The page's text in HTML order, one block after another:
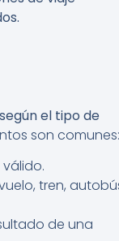
el tipo de
son comunes:
tren,
de una